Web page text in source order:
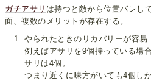
ガチアサリ は持つと敵から位置バレし
面、複数のメリットが存在する。
やられたときのリカバリーが容易
例えばアサリを9個持っている場
サリは4個。
つまり近くに味方がいても4個し